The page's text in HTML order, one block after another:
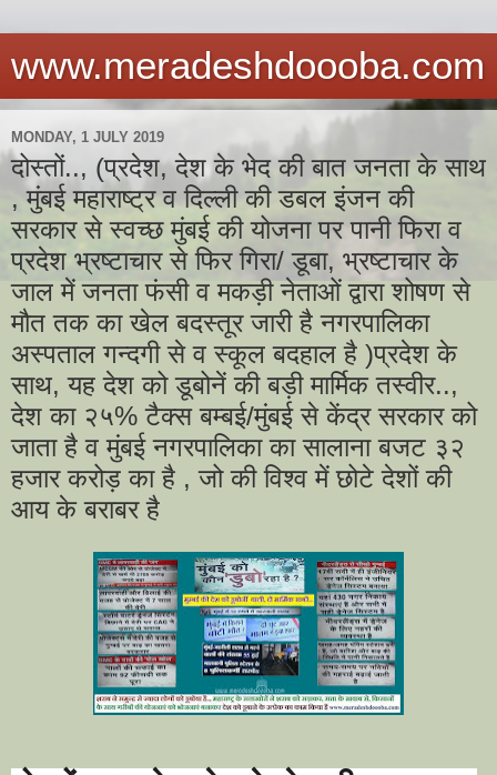
www.meradeshdoooba.com
MONDAY, 1 JULY 2019
दोस्तों.., (प्रदेश, देश के भेद की बात जनता के साथ
, मुंबई महाराष्ट्र व दिल्ली की डबल इंजन की
सरकार से स्वच्छ मुंबई की योजना पर पानी फिरा व
प्रदेश भ्रष्टाचार से फिर गिरा/ डूबा, भ्रष्टाचार के
जाल में जनता फंसी व मकड़ी नेताओं द्वारा शोषण से
मौत तक का खेल बदस्तूर जारी है नगरपालिका
अस्पताल गन्दगी से व स्कूल बदहाल है )प्रदेश के
साथ, यह देश को डूबोनें की बड़ी मार्मिक तस्वीर..,
देश का २५% टैक्स बम्बई/मुंबई से केंद्र सरकार को
जाता है व मुंबई नगरपालिका का सालाना बजट ३२
हजार करोड़ का है , जो की विश्व में छोटे देशों की
आय के बराबर है